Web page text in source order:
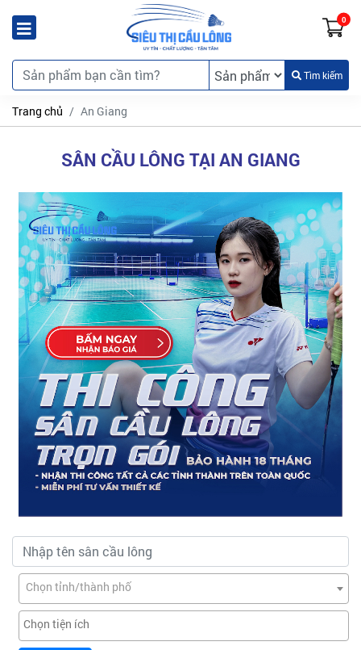
0
Tìm kiếm
Trang chủ An Giang
SÂN CẦU LÔNG TẠI AN GIANG
Chọn tỉnh/thành phố